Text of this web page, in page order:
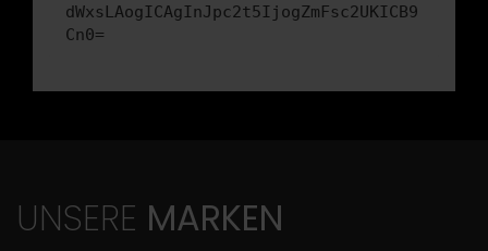
dWxsLAogICAgInJpc2t5IjogZmFsc2UKICB9
Cn0=
UNSERE MARKEN